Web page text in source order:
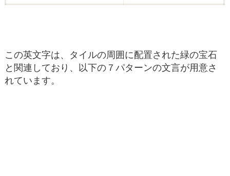
この英文字は、タイルの周囲に配置された緑の宝石
と関連しており、以下の７パターンの文言が用意さ
れています。